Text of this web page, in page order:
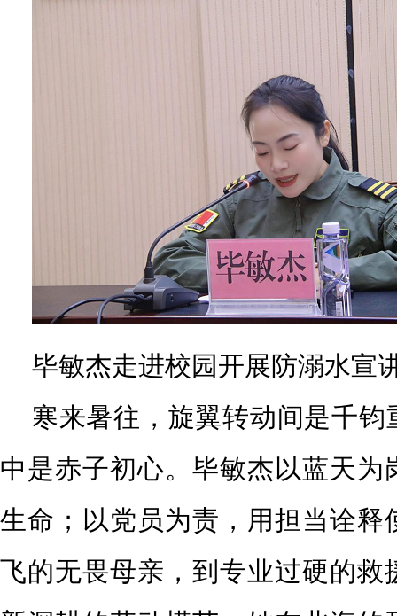
毕敏杰走进校园开展防溺水宣
寒来暑往，旋翼转动间是千钧
中是赤子初心。毕敏杰以蓝天为
生命；以党员为责，用担当诠释
飞的无畏母亲，到专业过硬的救